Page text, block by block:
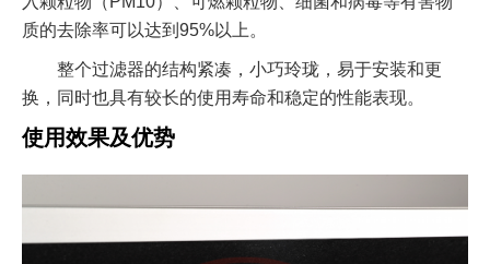
质的去除率可以达到95%以上。
整个过滤器的结构紧凑，小巧玲珑，易于安装和更
换，同时也具有较长的使用寿命和稳定的性能表现。
使用效果及优势